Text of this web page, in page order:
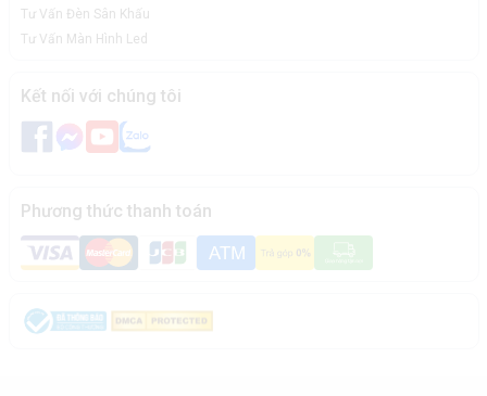
Tư Vấn Đèn Sân Khấu
Tư Vấn Màn Hình Led
Kết nối với chúng tôi
Phương thức thanh toán